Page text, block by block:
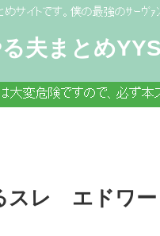
サイトです。僕の最強のｻｰｳﾞｧ
夫まとめYYS
変危険ですので、必ず本
スレ エドワ